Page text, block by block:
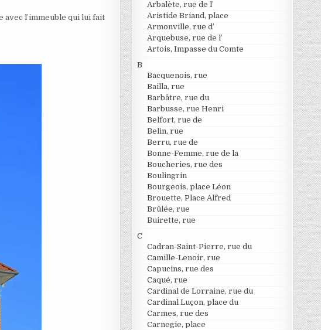
avec l’immeuble qui lui fait
Arbalète, rue de l’
Aristide Briand, place
Armonville, rue d’
Arquebuse, rue de l’
Artois, Impasse du Comte
B
Bacquenois, rue
Bailla, rue
Barbâtre, rue du
Barbusse, rue Henri
Belfort, rue de
Belin, rue
Berru, rue de
Bonne-Femme, rue de la
Boucheries, rue des
Boulingrin
Bourgeois, place Léon
Brouette, Place Alfred
Brûlée, rue
Buirette, rue
C
Cadran-Saint-Pierre, rue du
Camille-Lenoir, rue
Capucins, rue des
Caqué, rue
Cardinal de Lorraine, rue du
Cardinal Luçon, place du
Carmes, rue des
Carnegie, place